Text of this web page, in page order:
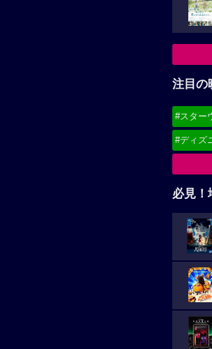
注目の
#スター
#ディズ
必見！